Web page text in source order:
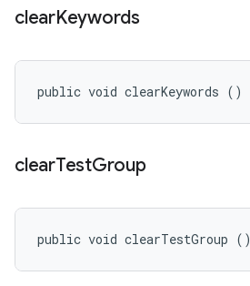
clearKeywords
public void clearKeywords ()
clearTestGroup
public void clearTestGroup ()